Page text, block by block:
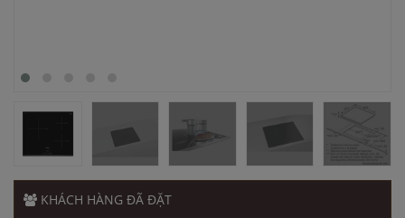
KHÁCH HÀNG ĐÃ ĐẶT
Anh Hùng -ở TP. Hồ Chí Minh đã mua máy sấy bát cách đây
Anh Minh
ở Cần Thơ đã mua chậu vòi rửa bát cách đây 15
phút